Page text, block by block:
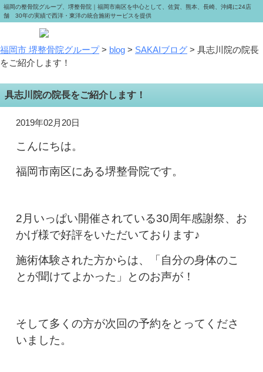
福岡の整骨院グループ、堺整骨院｜福岡市南区を中心として、佐賀、熊本、長崎、沖縄に24店
舗 30年の実績で西洋・東洋の統合施術サービスを提供
福岡市 堺整骨院グループ> blog > SAKAIブログ > 具志川院の院長
をご紹介します！
具志川院の院長をご紹介します！
2019年02月20日
こんにちは。
福岡市南区にある堺整骨院です。
2月いっぱい開催されている30周年感謝祭、お
かげ様で好評をいただいております♪
施術体験された方からは、「自分の身体のこ
とが聞けてよかった」とのお声が！
そして多くの方が次回の予約をとってくださ
いました。